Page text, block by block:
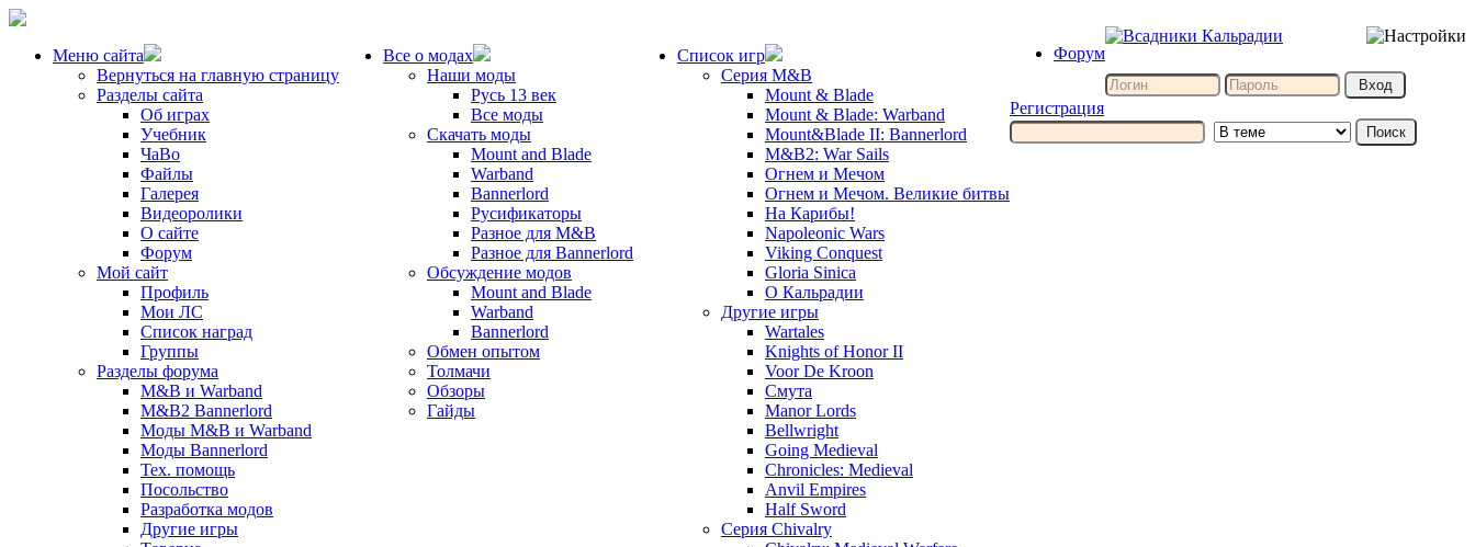
Меню сайта
Вернуться на главную страницу
Разделы сайта
Об играх
Учебник
ЧаВо
Файлы
Галерея
Видеоролики
О сайте
Форум
Мой сайт
Профиль
Мои ЛС
Список наград
Группы
Разделы форума
M&B и Warband
M&B2 Bannerlord
Моды M&B и Warband
Моды Bannerlord
Тех. помощь
Посольство
Разработка модов
Другие игры
Все о модах
Наши моды
Русь 13 век
Все моды
Скачать моды
Mount and Blade
Warband
Bannerlord
Русификаторы
Разное для M&B
Разное для Bannerlord
Обсуждение модов
Mount and Blade
Warband
Bannerlord
Обмен опытом
Толмачи
Обзоры
Гайды
Список игр
Серия M&B
Mount & Blade
Mount & Blade: Warband
Mount&Blade II: Bannerlord
M&B2: War Sails
Огнем и Мечом
Огнем и Мечом. Великие битвы
На Карибы!
Napoleonic Wars
Viking Conquest
Gloria Sinica
О Кальрадии
Другие игры
Wartales
Knights of Honor II
Voor De Kroon
Смута
Manor Lords
Bellwright
Going Medieval
Chronicles: Medieval
Anvil Empires
Half Sword
Серия Chivalry
Форум
Регистрация